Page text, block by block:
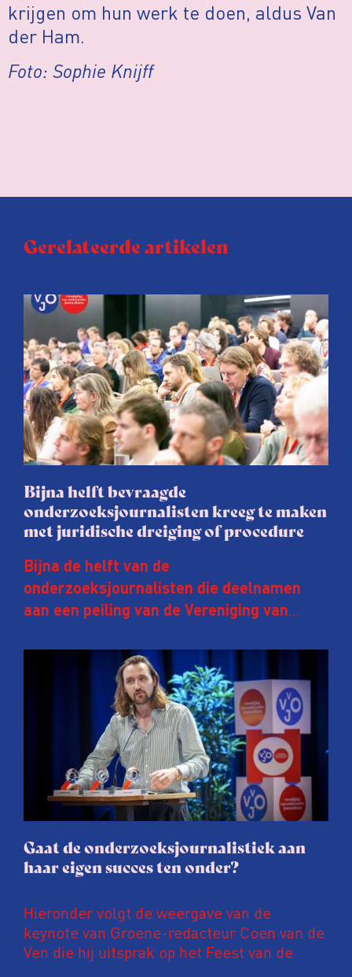
krijgen om hun werk te doen, aldus Van
der Ham.
Foto: Sophie Knijff
Gerelateerde artikelen
Bijna helft bevraagde
onderzoeksjournalisten kreeg te maken
met juridische dreiging of procedure
Bijna de helft van de
onderzoeksjournalisten die deelnamen
aan een peiling van de Vereniging van
afgelopen twee jaar te maken met
juridische dreiging of een juridische
procedure rond het eigen werk. Dat kost
journalisten tijd, ook ervaren zij stress en
soms worden publicaties aangepast of
gaat de hele publicatie zelfs niet door.
Gaat de onderzoeksjournalistiek aan
haar eigen succes ten onder?
Hieronder volgt de weergave van de
keynote van Groene-redacteur Coen van de
Ven die hij uitsprak op het Feest van de